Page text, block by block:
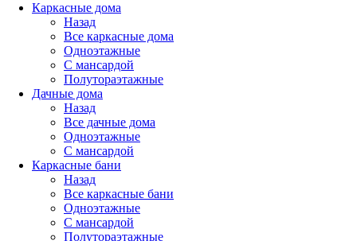
Каркасные дома
Назад
Все каркасные дома
Одноэтажные
С мансардой
Полутораэтажные
Дачные дома
Назад
Все дачные дома
Одноэтажные
С мансардой
Каркасные бани
Назад
Все каркасные бани
Одноэтажные
С мансардой
Полутораэтажные